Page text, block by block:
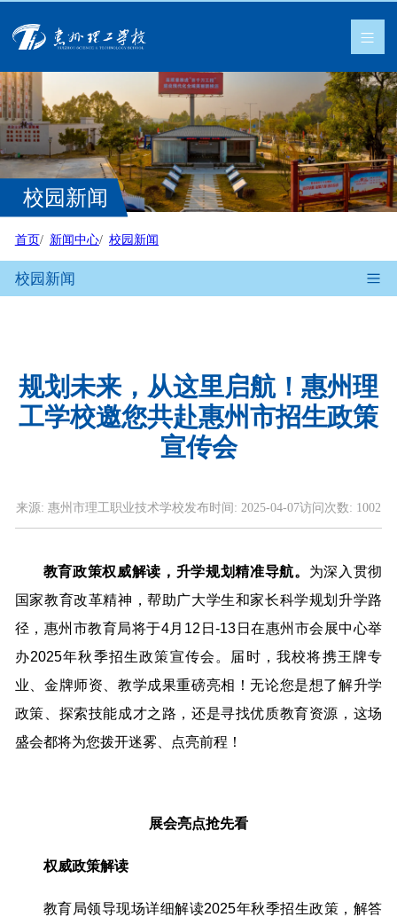
校园新闻
首页 新闻中心 校园新闻
校园新闻
规划未来，从这里启航！惠州理
工学校邀您共赴惠州市招生政策
宣传会
来源: 惠州市理工职业技术学校发布时间: 2025-04-07访问次数: 1002
教育政策权威解读，升学规划精准导航。 为深入贯彻
国家教育改革精神，帮助广大学生和家长科学规划升学路
径，惠州市教育局将于4月12日-13日在惠州市会展中心举
办2025年秋季招生政策宣传会。届时，我校将携王牌专
业、金牌师资、教学成果重磅亮相！无论您是想了解升学
政策、探索技能成才之路，还是寻找优质教育资源，这场
盛会都将为您拨开迷雾、点亮前程！
展会亮点抢先看
权威政策解读
教育局领导现场详细解读2025年秋季招生政策，解答